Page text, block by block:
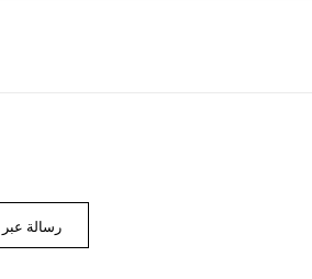
رسالة عبر